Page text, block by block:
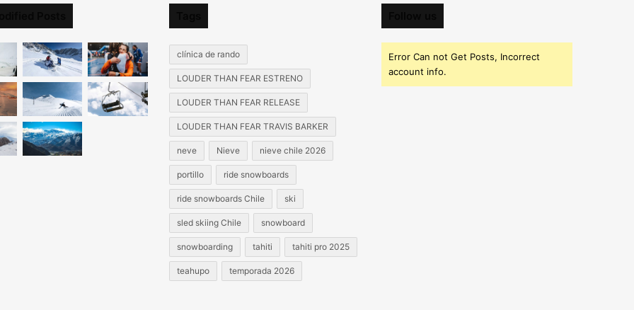
clínica de rando
LOUDER THAN FEAR ESTRENO
LOUDER THAN FEAR RELEASE
LOUDER THAN FEAR TRAVIS BARKER
neve Nieve nieve chile 2026
portillo ride snowboards
ride snowboards Chile ski
sled skiing Chile snowboard
snowboarding tahiti tahiti pro 2025
teahupo temporada 2026
Error Can not Get Posts, Incorrect
account info.